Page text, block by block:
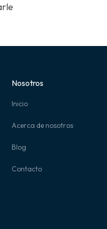
Nosotros
Inicio
Acerca de nosotros
Blog
Contacto